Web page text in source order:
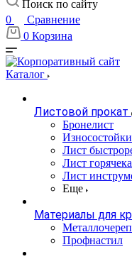
Поиск по сайту
0
Сравнение
0 Корзина
Каталог
Листовой прокат
Бронелист
Лист
Лист
Лист
Еще
Материалы для
Профнастил